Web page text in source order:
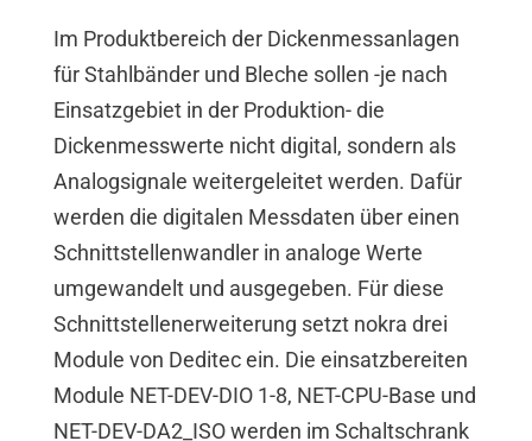
Im Produktbereich der Dickenmessanlagen
für Stahlbänder und Bleche sollen -je nach
Einsatzgebiet in der Produktion- die
Dickenmesswerte nicht digital, sondern als
Analogsignale weitergeleitet werden. Dafür
werden die digitalen Messdaten über einen
Schnittstellenwandler in analoge Werte
umgewandelt und ausgegeben. Für diese
Schnittstellenerweiterung setzt nokra drei
Module von Deditec ein. Die einsatzbereiten
Module NET-DEV-DIO 1-8, NET-CPU-Base und
NET-DEV-DA2_ISO werden im Schaltschrank